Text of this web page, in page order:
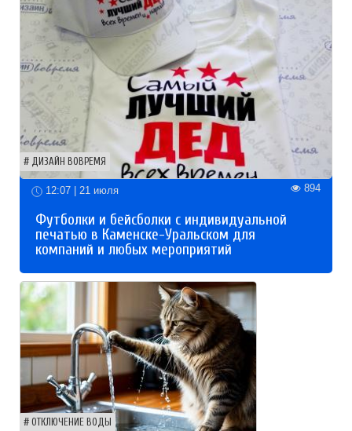
ДИЗАЙН ВОВРЕМЯ
12:07 | 21 июля 894
Футболки и бейсболки с индивидуальной
печатью в Каменске-Уральском для
компаний и любых мероприятий
ОТКЛЮЧЕНИЕ ВОДЫ